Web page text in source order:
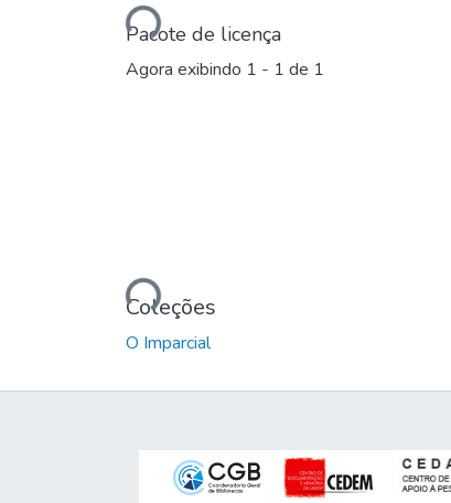
Pacote de licença
Agora exibindo 1 - 1 de 1
Carregando...
Coleções
O Imparcial